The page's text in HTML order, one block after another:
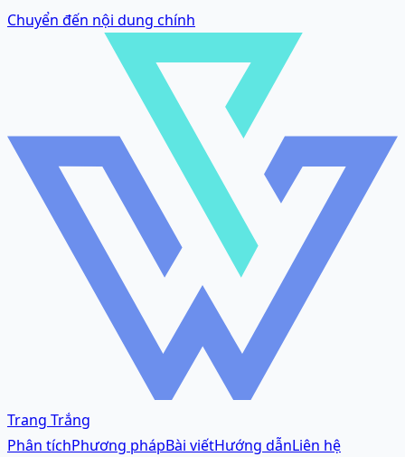
Chuyển đến nội dung chính
Trang Trắng
Phân tíchPhương phápBài viếtHướng dẫnLiên hệ